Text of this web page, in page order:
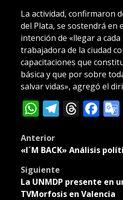
La actividad, confirmaron
del Plata, se sostendrá en
intención de «llegar a
trabajadora de la ciudad
capacitaciones que
básica y que por sobre
salvar vidas», agregó el
WhatsApp
Post
Anterior
«I´M BACK» Análisis
Siguiente
La UNMDP presente en
TVMorfosis en Valencia